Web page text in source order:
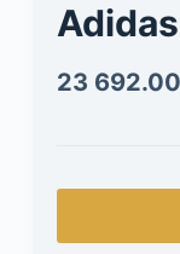
23 692.00